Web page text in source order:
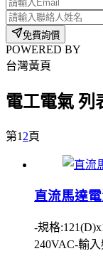
免費詢價
POWERED BY
台灣黃頁
電工電氣 列
第1 2頁
直流馬達
-規格
240VAC-輸